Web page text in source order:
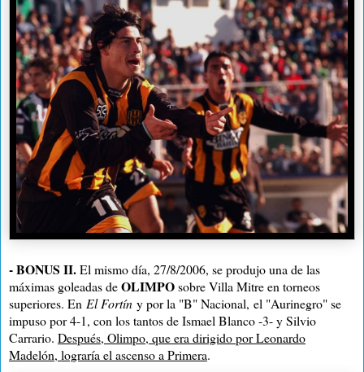
-BONUS II.El mismo día, 27/8/2006, se produjo una de las
máximas goleadas deOLIMPOsobre Villa Mitre en torneos
superiores. En El Fortín y por la "B" Nacional, el "Aurinegro" se
impuso por 4-1, con los tantos de Ismael Blanco -3- y Silvio
Carrario. Después, Olimpo, que era dirigido por Leonardo
Madelón, lograría el ascenso a Primera.